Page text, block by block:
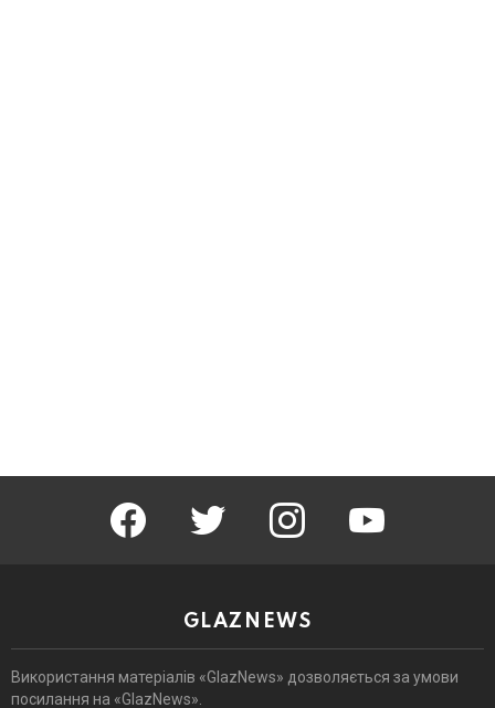
facebook twitter instagram
GLAZNEWS
Використання матеріалів «GlazNews» дозволяється за умови
посилання на «GlazNews».